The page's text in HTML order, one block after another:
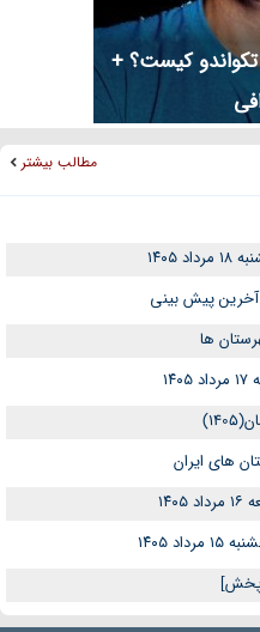
کیست؟ +
مطالب بیشتر
آخرین پیش بینی
های ایران
۱۴۰۵